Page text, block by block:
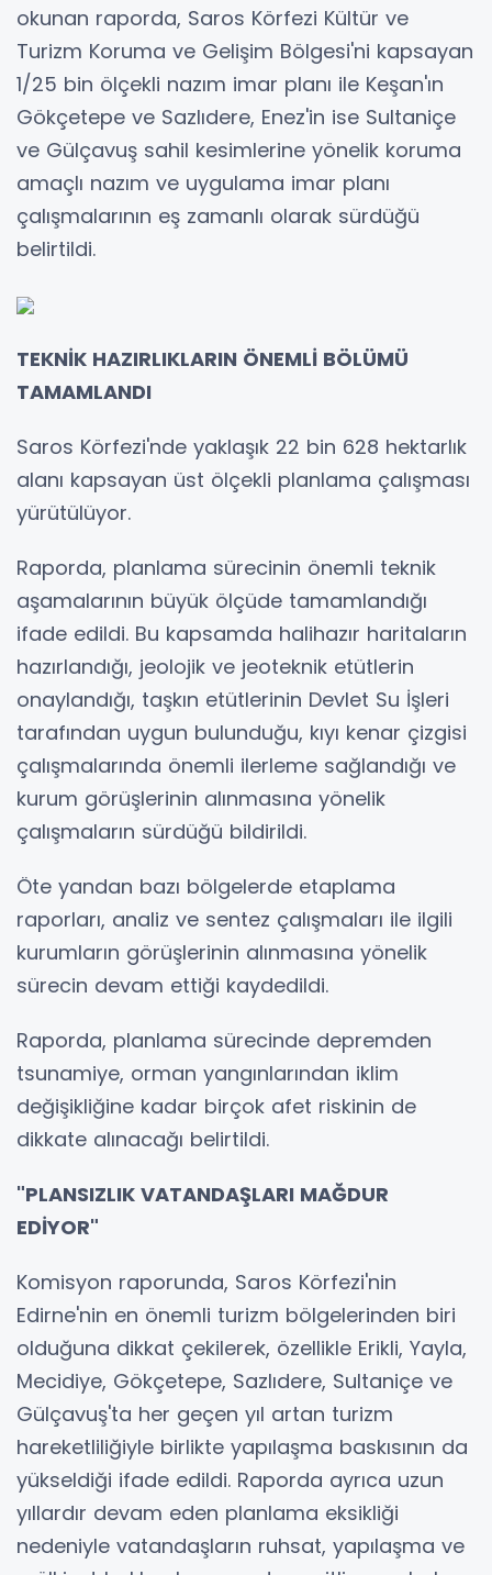
okunan raporda, Saros Körfezi Kültür ve
Turizm Koruma ve Gelişim Bölgesi'ni kapsayan
1/25 bin ölçekli nazım imar planı ile Keşan'ın
Gökçetepe ve Sazlıdere, Enez'in ise Sultaniçe
ve Gülçavuş sahil kesimlerine yönelik koruma
amaçlı nazım ve uygulama imar planı
çalışmalarının eş zamanlı olarak sürdüğü
belirtildi.
TEKNİK HAZIRLIKLARIN ÖNEMLİ BÖLÜMÜ
TAMAMLANDI
Saros Körfezi'nde yaklaşık 22 bin 628 hektarlık
alanı kapsayan üst ölçekli planlama çalışması
yürütülüyor.
Raporda, planlama sürecinin önemli teknik
aşamalarının büyük ölçüde tamamlandığı
ifade edildi. Bu kapsamda halihazır haritaların
hazırlandığı, jeolojik ve jeoteknik etütlerin
onaylandığı, taşkın etütlerinin Devlet Su İşleri
tarafından uygun bulunduğu, kıyı kenar çizgisi
çalışmalarında önemli ilerleme sağlandığı ve
kurum görüşlerinin alınmasına yönelik
çalışmaların sürdüğü bildirildi.
Öte yandan bazı bölgelerde etaplama
raporları, analiz ve sentez çalışmaları ile ilgili
kurumların görüşlerinin alınmasına yönelik
sürecin devam ettiği kaydedildi.
Raporda, planlama sürecinde depremden
tsunamiye, orman yangınlarından iklim
değişikliğine kadar birçok afet riskinin de
dikkate alınacağı belirtildi.
"PLANSIZLIK VATANDAŞLARI MAĞDUR
EDİYOR"
Komisyon raporunda, Saros Körfezi'nin
Edirne'nin en önemli turizm bölgelerinden biri
olduğuna dikkat çekilerek, özellikle Erikli, Yayla,
Mecidiye, Gökçetepe, Sazlıdere, Sultaniçe ve
Gülçavuş'ta her geçen yıl artan turizm
hareketliliğiyle birlikte yapılaşma baskısının da
yükseldiği ifade edildi. Raporda ayrıca uzun
yıllardır devam eden planlama eksikliği
nedeniyle vatandaşların ruhsat, yapılaşma ve